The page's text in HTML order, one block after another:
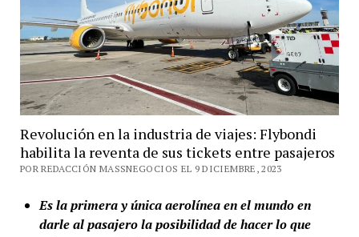
Revolución en la industria de viajes: Flybondi
habilita la reventa de sus tickets entre pasajeros
POR REDACCIÓN MASSNEGOCIOS EL 9 DICIEMBRE, 2023
Es la primera y única aerolínea en el mundo en
darle al pasajero la posibilidad de hacer lo que